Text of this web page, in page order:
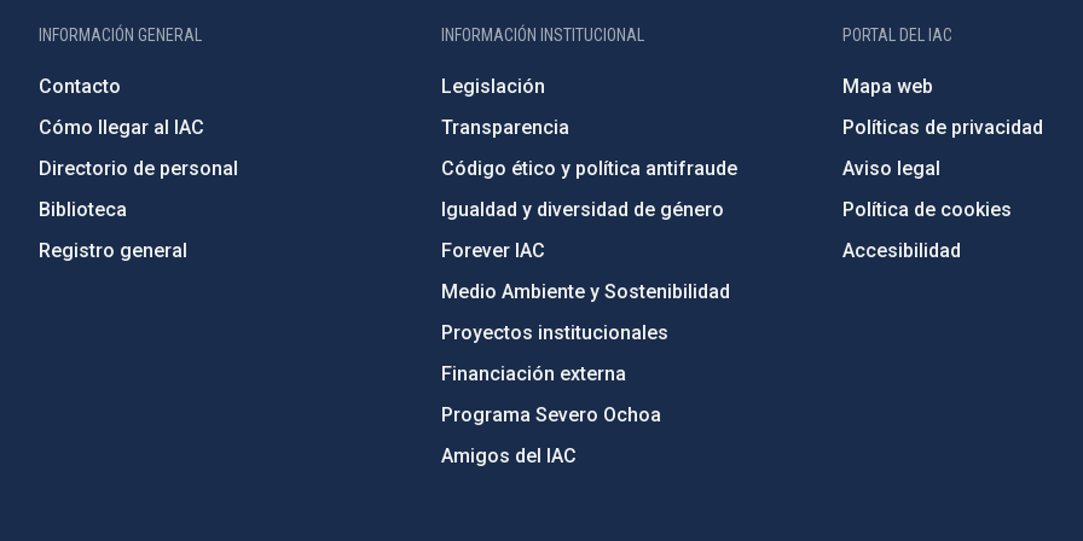
INFORMACIÓN GENERAL
Contacto
Cómo llegar al IAC
Directorio de personal
Biblioteca
Registro general
INFORMACIÓN INSTITUCIONAL
Legislación
Transparencia
Código ético y política antifraude
Igualdad y diversidad de género
Forever IAC
Medio Ambiente y Sostenibilidad
Proyectos institucionales
Financiación externa
Programa Severo Ochoa
Amigos del IAC
PORTAL DEL IAC
Mapa web
Políticas de privacidad
Aviso legal
Política de cookies
Accesibilidad